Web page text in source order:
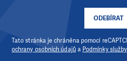
ODEBÍRAT
Tato stránka je chráněna pomocí
ochrany osobních údajů a Podmínky služby